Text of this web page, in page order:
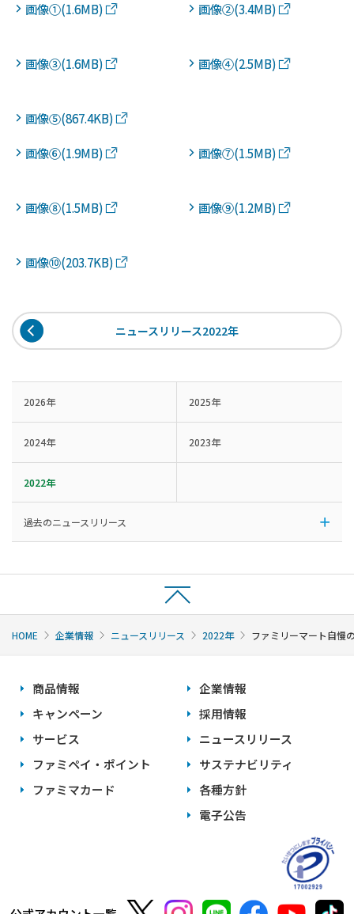
画像①(1.6MB) 画像②(3.4MB)
画像③(1.6MB) 画像④(2.5MB)
画像⑤(867.4KB)
画像⑥(1.9MB) 画像⑦(1.5MB)
画像⑧(1.5MB) 画像⑨(1.2MB)
画像⑩(203.7KB)
ニュースリリース2022年
2026年 2025年
2024年 2023年
2022年
過去のニュースリリース
HOME 企業情報 ニュースリリース 2022年 ファミリーマート自慢
商品情報
キャンペーン
サービス
ファミペイ・ポイント
ファミマカード
企業情報
採用情報
ニュースリリース
サステナビリティ
各種方針
電子公告